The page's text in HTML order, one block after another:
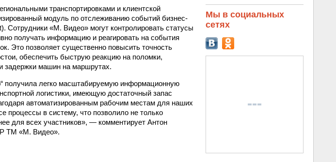
транспортировками и клиентской
модуль по отслеживанию событий бизнес-
Сотрудники «М. Видео» могут контролировать статусы
получать информацию и реагировать на события
Это позволяет существенно повысить точность
обеспечить быструю реакцию на поломки,
задержки машин на маршрутах.
получила легко масштабируемую информационную
логистики, имеющую достаточный запас
автоматизированным рабочим местам для наших
процессы в систему, что позволило не только
для всех участников», — комментирует Антон
TM «М. Видео».
Мы в социальных
сетях